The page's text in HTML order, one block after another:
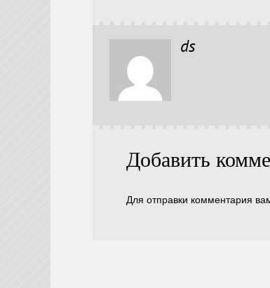
ds
Добавить
Для отправки комментария